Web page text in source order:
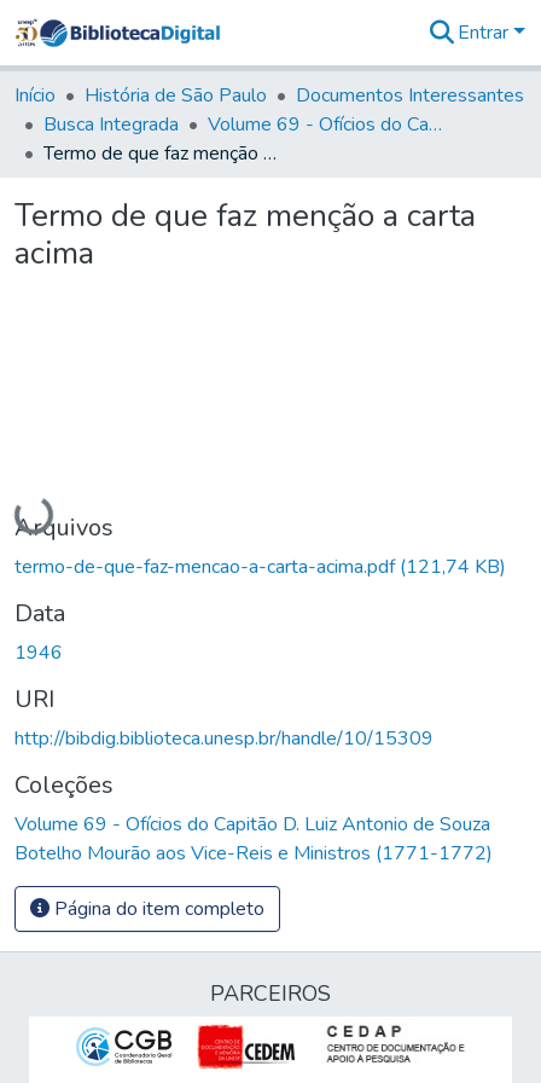
&
Coleções
Tudo na
Biblioteca
Estatísticas
Entrar
Início História de São Paulo
Documentos Interessantes
Busca Integrada
Volume 69 - Ofícios do Capitão D. Luiz Antonio de Souza Botelho Mourão aos Vice-Reis e Ministros (1771-1772)
Termo de que faz menção a carta acima
Termo de que faz menção a carta
acima
Carregando...
Arquivos
termo-de-que-faz-mencao-a-carta-acima.pdf(121,74 KB)
Data
1946
URI
http://bibdig.biblioteca.unesp.br/handle/10/15309
Coleções
Volume 69 - Ofícios do Capitão D. Luiz Antonio de Souza
Botelho Mourão aos Vice-Reis e Ministros (1771-1772)
Página do item completo
PARCEIROS